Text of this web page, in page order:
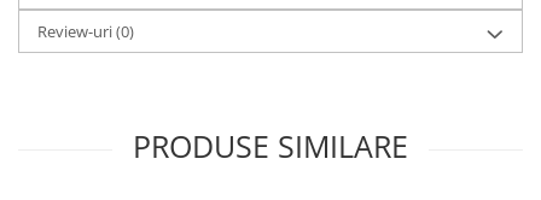
Review-uri(0)
PRODUSE SIMILARE